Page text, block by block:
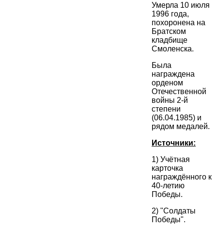
Умерла 10 июля
1996 года,
похоронена на
Братском
кладбище
Смоленска.
Была
награждена
орденом
Отечественной
войны 2-й
степени
(06.04.1985) и
рядом медалей.
Источники:
1) Учётная
карточка
награждённого к
40-летию
Победы.
2) "Солдаты
Победы".